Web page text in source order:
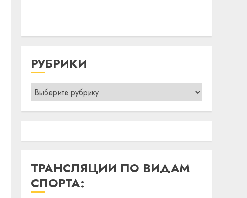
РУБРИКИ
Рубрики
ТРАНСЛЯЦИИ ПО ВИДАМ
СПОРТА: